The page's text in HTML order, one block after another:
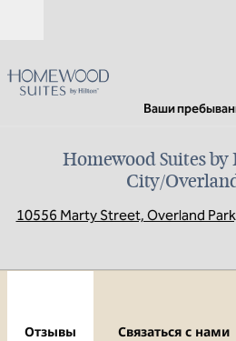
Ваши
Homewood Suites
City/
10556 Marty Street, Overland
Отзывы Связаться с нами